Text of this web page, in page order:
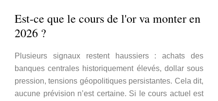
Est-ce que le cours de l'or va monter en
2026 ?
Plusieurs signaux restent haussiers : achats des
banques centrales historiquement élevés, dollar sous
pression, tensions géopolitiques persistantes. Cela dit,
aucune prévision n’est certaine. Si le cours actuel est